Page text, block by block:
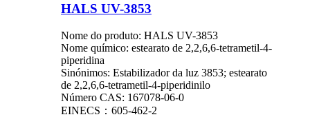
HALS UV-3853
Nome do produto: HALS UV-3853
Nome químico: estearato de 2,2,6,6-tetrametil-4-
piperidina
Sinónimos: Estabilizador da luz 3853; estearato
de 2,2,6,6-tetrametil-4-piperidinilo
Número CAS: 167078-06-0
EINECS：605-462-2